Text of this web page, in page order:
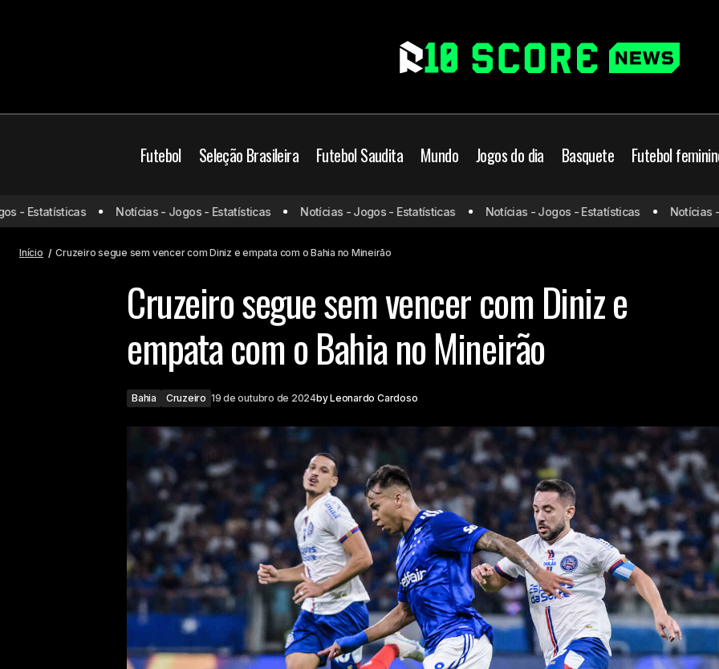
Futebol Seleção Brasileira Futebol Saudita Mundo Jogos do dia Basquete Futebol
Com direito a provocação de ex-
flamenguista, Botafogo cede empate
no Maracanã contra o Criciúma
Bahia Cruzeiro Cruzeiro segue sem vencer com Diniz e empata com o
Estatísticas Notícias - Jogos - Estatísticas Notícias - Jogos - Estatísticas Notícias - Jogos - Estatísticas Notícias -
Início Cruzeiro segue sem vencer com Diniz e empata com o Bahia no Mineirão
Cruzeiro segue sem vencer com Diniz e
empata com o Bahia no Mineirão
Bahia Cruzeiro 19 de outubro de 2024byLeonardo Cardoso